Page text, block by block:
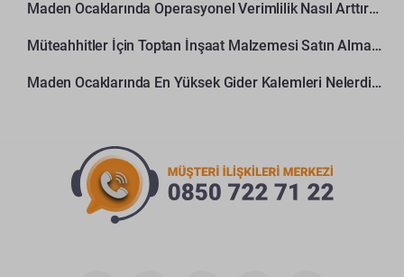
Maden Ocaklarında Operasyonel Verimlilik Nasıl Arttırılır?
Müteahhitler İçin Toptan İnşaat Malzemesi Satın Alma Rehberi
Maden Ocaklarında En Yüksek Gider Kalemleri Nelerdir?